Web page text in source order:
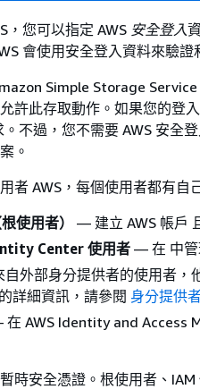
，您可以指定 AWS 安全登入
會使用安全登入資料來驗證
Simple Storage
許此存取動作。如果您的登
。不過，您不需要 AWS 安全
。
者 AWS，每個使用者都有自
使用者）
— 建立 AWS 帳戶
Center 使用者— 在 中管
外部身分提供者的使用者，
詳細資訊，請參閱 身分提供
AWS Identity and Access
時安全憑證。根使用者、